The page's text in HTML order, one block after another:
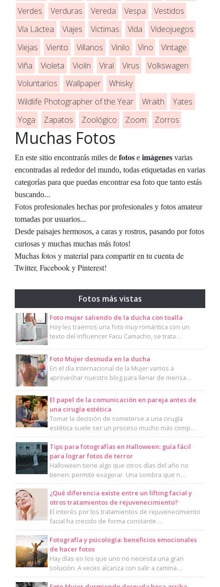
Verdes
Verduras Vereda Vespa
Vestidos
Vía Láctea
Viajes Victimas Vida
Videojuegos
Viejas
Viento Villanos Vinilo Vino
Vintage
Viña
Violeta Violín Viral Virus
Volkswagen
Voluntarios
Wallpaper
Whisky
Wildlife Photographer of the Year
Wraith
Yates
Yoga
Zapatos Zoológico Zoom Zorros
Muchas Fotos
En este sitio encontrarás miles de fotos e imágenes varias
encontradas al rededor del mundo, todas etiquetadas en varias
categorías para que puedas encontrar esa foto que tanto estás
buscando...
Fotos profesionales hechas por profesionales y fotos amateur
tomadas por usuarios...
Desde paisajes hermosos, a caras y rostros, pasando por fotos
curiosas y muchas muchas más fotos!
Muchas fotos y material para compartir en tu cuenta de
Twitter, Facebook y Pinterest!
Fotos más vistas
Foto mujer saliendo de la ducha con toalla
Hoy les traemos una foto muy romántica con un
texto del influencer Facu Camacho, se trata…
Foto Mujer desnuda en la ducha
En el día Internacional de la Mujer vamos a
aprovechar nuestro blog para llenar de mensa…
El papel de la comunicación en pareja antes de
una cirugía estética
Tomar la decisión de someterse a una cirugía
estética suele ser un proceso mucho más comp…
Tips para fotografías en Halloween: guía fácil
para lograr fotos de terror
Halloween tiene algo que otros días del año no
tienen: permite exagerar. Una sombra que n…
¿Qué diferencia existe entre un lifting facial y
otros tratamientos de rejuvenecimiento?
El interés por los tratamientos de rejuvenecimiento
facial ha crecido de forma constante …
Fotografía y psicología: beneficios emocionales
de hacer fotos
Hay días en los que uno no necesita una gran
solución. A veces alcanza con salir a camina…